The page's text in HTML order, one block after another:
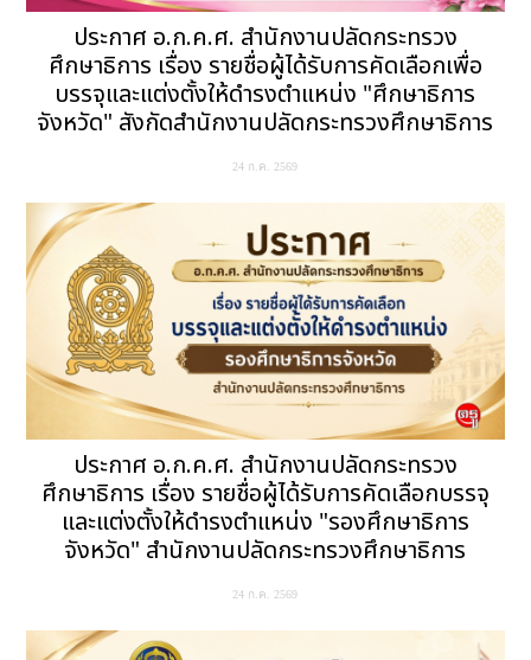
ประกาศ อ.ก.ค.ศ. สำนักงานปลัดกระทรวง
ศึกษาธิการ เรื่อง รายชื่อผู้ได้รับการคัดเลือกเพื่อ
บรรจุและแต่งตั้งให้ดำรงตำแหน่ง "ศึกษาธิการ
จังหวัด" สังกัดสำนักงานปลัดกระทรวงศึกษาธิการ
24 ก.ค. 2569
ประกาศ อ.ก.ค.ศ. สำนักงานปลัดกระทรวง
ศึกษาธิการ เรื่อง รายชื่อผู้ได้รับการคัดเลือกบรรจุ
และแต่งตั้งให้ดำรงตำแหน่ง "รองศึกษาธิการ
จังหวัด" สำนักงานปลัดกระทรวงศึกษาธิการ
24 ก.ค. 2569